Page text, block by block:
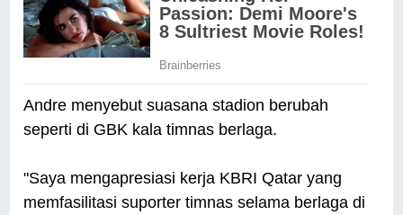
Andre menyebut suasana stadion berubah
seperti di GBK kala timnas berlaga.
"Saya mengapresiasi kerja KBRI Qatar yang
memfasilitasi suporter timnas selama berlaga di